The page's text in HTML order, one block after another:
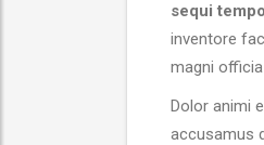
sequi
inventore
magni
Dolor animi
accusamus